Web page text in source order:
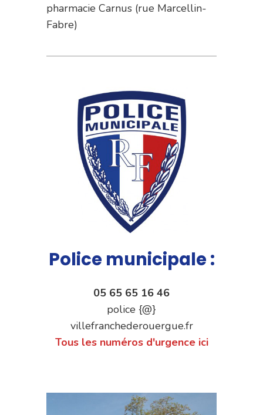
pharmacie Carnus (rue Marcellin-
Fabre)
Police municipale :
05 65 65 16 46
police {@}
villefranchederouergue.fr
Tous les numéros d'urgence ici